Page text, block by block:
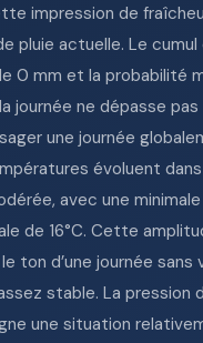
impression de
pluie actuelle. Le cumul
0 mm et la probabilité
journée ne dépasse pas
une journée
évoluent
avec une minimale
de 16°C. Cette
ton d’une journée sans
stable. La pression
une situation